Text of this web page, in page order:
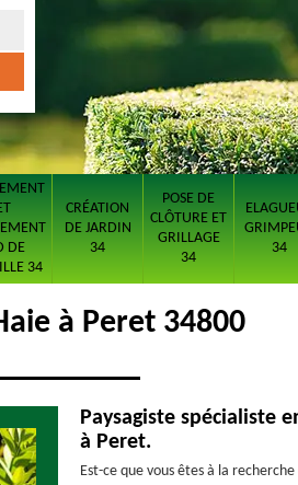
DE
34
CRÉATION
DE JARDIN
34
POSE DE
CLÔTURE ET
GRILLAGE
34
34
à Peret 34800
Paysagiste spécialiste
à Peret.
Est-ce que vous êtes à la